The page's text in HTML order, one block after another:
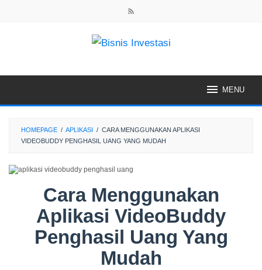
MENU
HOMEPAGE / APLIKASI / CARA MENGGUNAKAN APLIKASI
VIDEOBUDDY PENGHASIL UANG YANG MUDAH
Cara Menggunakan
Aplikasi VideoBuddy
Penghasil Uang Yang
Mudah